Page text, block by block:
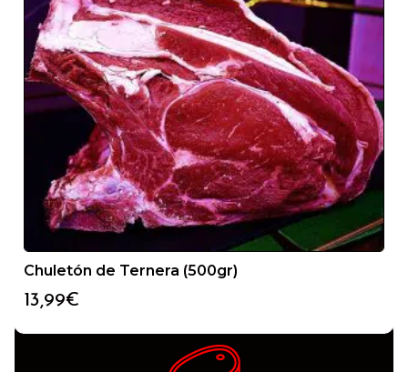
Chuletón de Ternera (500gr)
13,99€
SERVICIO 24/48H
Recibirá su producto en menos de 48h desde que
recibimos el pedido
TRANSPORTE REFRIGERADO
Le llegarán todos nuestros productos como si los